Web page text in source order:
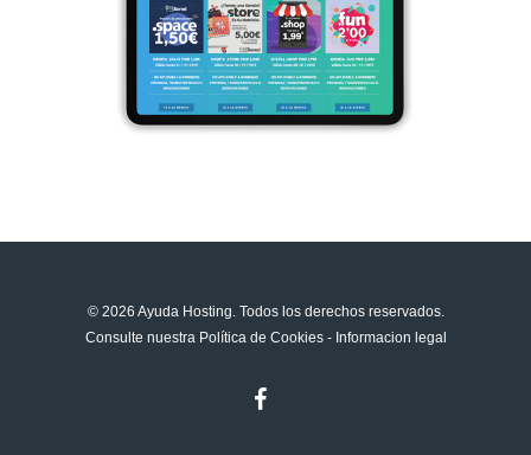
© 2026 Ayuda Hosting. Todos los derechos reservados.
Consulte nuestra Política de Cookies- Informacion legal
facebook